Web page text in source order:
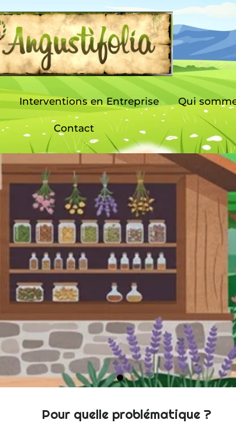
Interventions en Entreprise Qui
Contact
Pour quelle problématique ?